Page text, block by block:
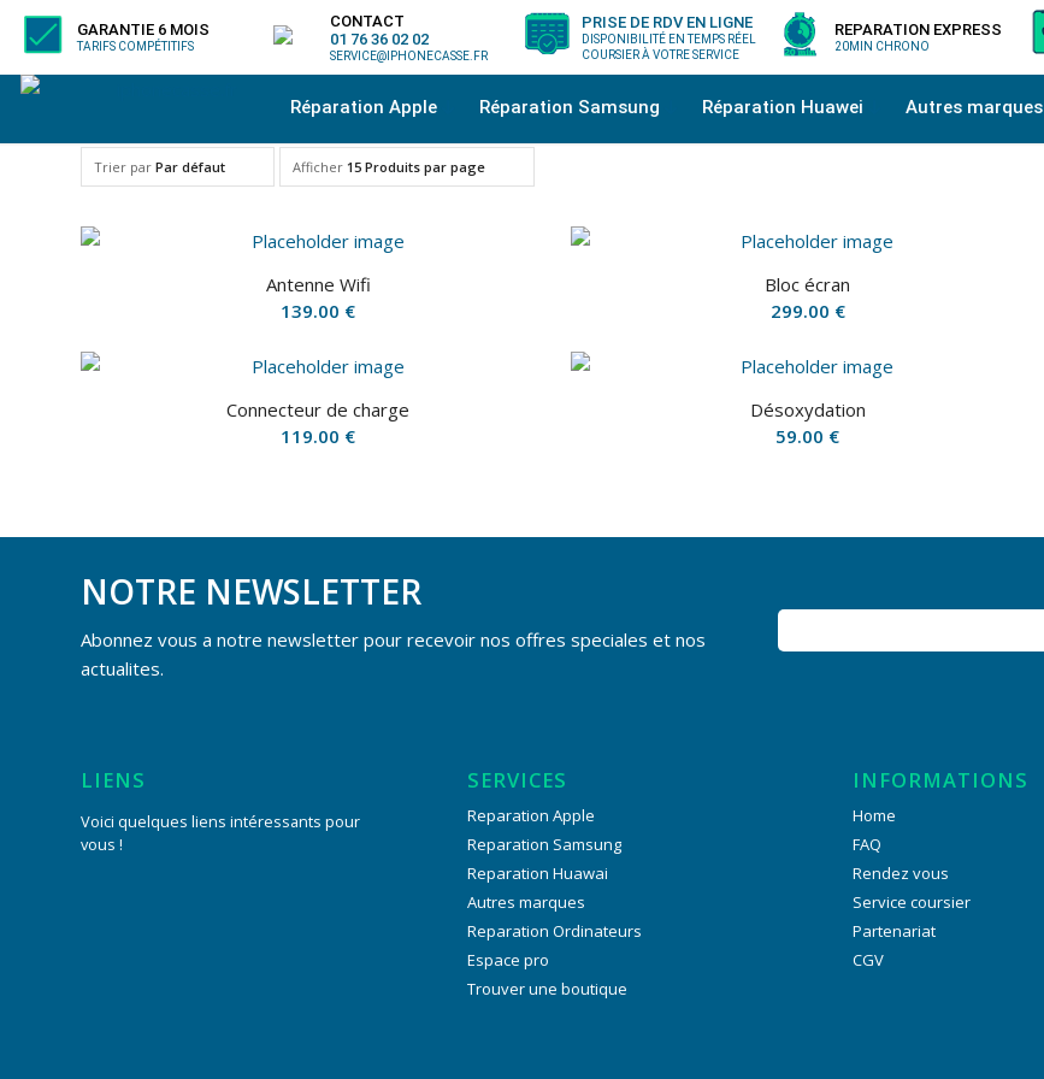
GARANTIE 6 MOIS
TARIFS COMPÉTITIFS
CONTACT
01 76 36 02 02
SERVICE@IPHONECASSE.FR
PRISE DE RDV EN LIGNE
DISPONIBILITÉ EN TEMPS RÉEL
COURSIER À VOTRE SERVICE
REPARATION EXPRESS
20MIN CHRONO
Réparation Apple Réparation Samsung Réparation Huawei Autres marques
Trier par Par défaut Afficher 15 Produits par page
Antenne Wifi
139.00 €
Bloc écran
299.00 €
Connecteur de charge
119.00 €
Désoxydation
59.00 €
NOTRE NEWSLETTER
Abonnez vous a notre newsletter pour recevoir nos offres speciales et nos
actualites.
LIENS
Voici quelques liens intéressants pour
vous !
SERVICES
Reparation Apple
Reparation Samsung
Reparation Huawai
Autres marques
Reparation Ordinateurs
Espace pro
Trouver une boutique
INFORMATIONS
Home
FAQ
Rendez vous
Service coursier
Partenariat
CGV